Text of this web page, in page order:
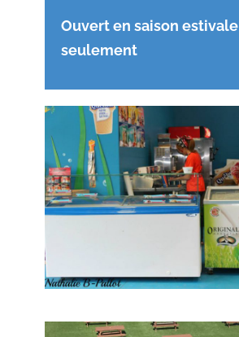
Ouvert en saison estivale
seulement